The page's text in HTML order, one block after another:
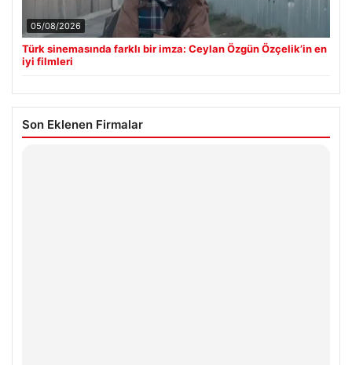
05/08/2026
Türk sinemasında farklı bir imza: Ceylan Özgün Özçelik’in en
iyi filmleri
Son Eklenen Firmalar